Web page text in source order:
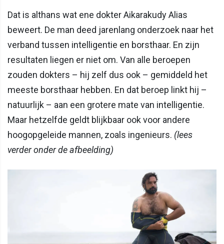
Dat is althans wat ene dokter Aikarakudy Alias
beweert. De man deed jarenlang onderzoek naar het
verband tussen intelligentie en borsthaar. En zijn
resultaten liegen er niet om. Van alle beroepen
zouden dokters – hij zelf dus ook – gemiddeld het
meeste borsthaar hebben. En dat beroep linkt hij –
natuurlijk – aan een grotere mate van intelligentie.
Maar hetzelfde geldt blijkbaar ook voor andere
hoogopgeleide mannen, zoals ingenieurs. (lees
verder onder de afbeelding)